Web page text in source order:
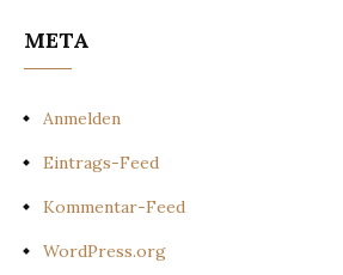
META
Anmelden
Eintrags-Feed
Kommentar-Feed
WordPress.org